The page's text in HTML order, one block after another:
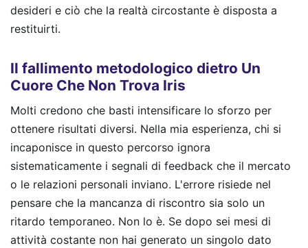
desideri e ciò che la realtà circostante è disposta a
restituirti.
Il fallimento metodologico dietro Un
Cuore Che Non Trova Iris
Molti credono che basti intensificare lo sforzo per
ottenere risultati diversi. Nella mia esperienza, chi si
incaponisce in questo percorso ignora
sistematicamente i segnali di feedback che il mercato
o le relazioni personali inviano. L'errore risiede nel
pensare che la mancanza di riscontro sia solo un
ritardo temporaneo. Non lo è. Se dopo sei mesi di
attività costante non hai generato un singolo dato